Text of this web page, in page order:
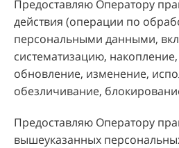
Предоставляю Оператору
действия (операции по
персональными данными,
систематизацию,
обновление, изменение,
обезличивание,
Предоставляю Оператору
вышеуказанных